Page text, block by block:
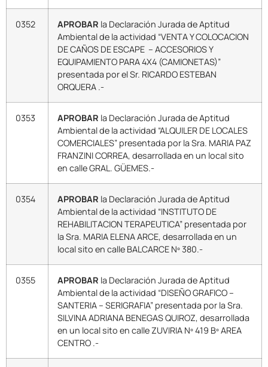
0352 APROBAR la Declaración Jurada de Aptitud
Ambiental de la actividad “VENTA Y COLOCACION
DE CAÑOS DE ESCAPE – ACCESORIOS Y
EQUIPAMIENTO PARA 4X4 (CAMIONETAS)”
presentada por el Sr. RICARDO ESTEBAN
ORQUERA .-
0353 APROBAR la Declaración Jurada de Aptitud
Ambiental de la actividad “ALQUILER DE LOCALES
COMERCIALES” presentada por la Sra. MARIA PAZ
FRANZINI CORREA, desarrollada en un local sito
en calle GRAL. GÜEMES.-
0354 APROBAR la Declaración Jurada de Aptitud
Ambiental de la actividad “INSTITUTO DE
REHABILITACION TERAPEUTICA” presentada por
la Sra. MARIA ELENA ARCE, desarrollada en un
local sito en calle BALCARCE Nº 380.-
0355 APROBAR la Declaración Jurada de Aptitud
Ambiental de la actividad “DISEÑO GRAFICO –
SANTERIA – SERIGRAFIA” presentada por la Sra.
SILVINA ADRIANA BENEGAS QUIROZ, desarrollada
en un local sito en calle ZUVIRIA Nº 419 Bº AREA
CENTRO .-